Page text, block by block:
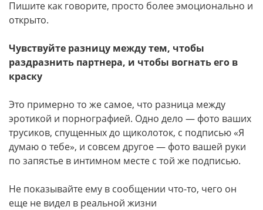
Пишите как говорите, просто более эмоционально и
открыто.
Чувствуйте разницу между тем, чтобы
раздразнить партнера, и чтобы вогнать его в
краску
Это примерно то же самое, что разница между
эротикой и порнографией. Одно дело — фото ваших
трусиков, спущенных до щиколоток, с подписью «Я
думаю о тебе», и совсем другое — фото вашей руки
по запястье в интимном месте с той же подписью.
Не показывайте ему в сообщении что-то, чего он
еще не видел в реальной жизни